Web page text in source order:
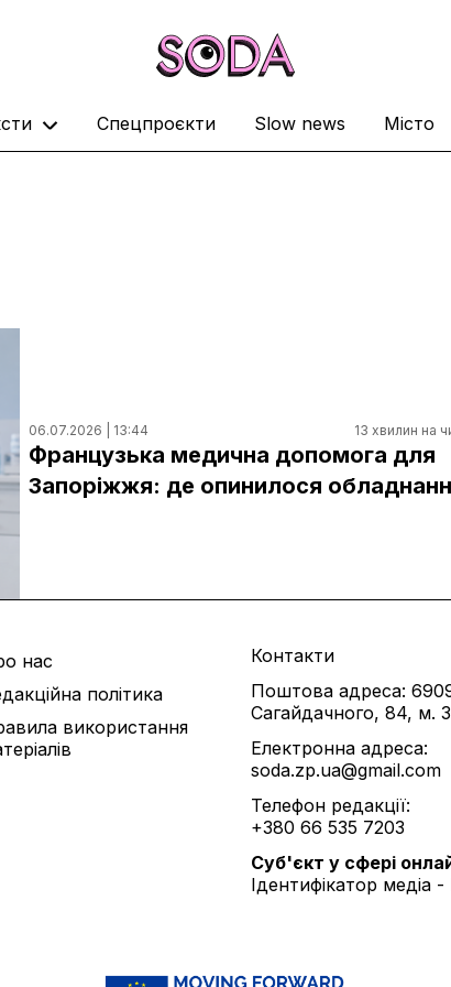
Спецпроєкти Slow news Місто
06.07.2026 | 13:44 13 хвилин на
Французька медична допомога для
Запоріжжя: де опинилося
нас
політика
використання
Контакти
Поштова адреса:
Сагайдачного, 84, м.
Електронна адреса:
soda.zp.ua@gmail.com
Телефон редакції:
+380 66 535 7203
Cуб'єкт у сфері
Ідентифікатор медіа